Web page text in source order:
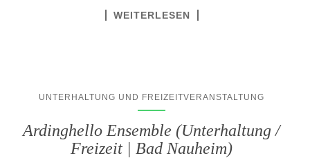
WEITERLESEN
UNTERHALTUNG UND FREIZEITVERANSTALTUNG
Ardinghello Ensemble (Unterhaltung /
Freizeit | Bad Nauheim)